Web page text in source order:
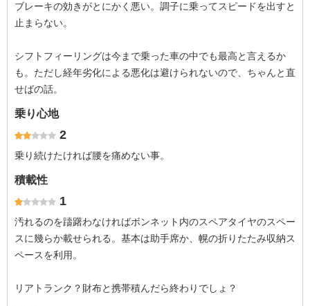
ブレーキの効きがとにかく悪い。調子に乗ってスピードを出すと
止まらない。
シフトフィーリングは今まで乗った車の中でも最高と言えるか
も。ただし経年劣化による悪化は避けられないので、ちゃんと直
せばの話。
乗り心地
2
乗り続けたければ腰を痛めない事。
積載性
1
汚れるのを躊躇わなければボンネット内のスペアタイヤのスペー
スに幾らか載せられる。基本は助手席か、幌の折りたたみ収納ス
ペースを利用。
リアトランク？財布と携帯積んだら終わりでしょ？